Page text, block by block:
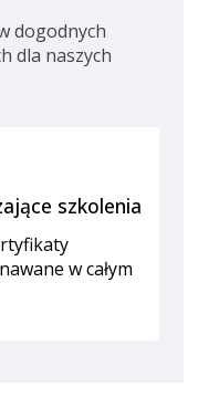
dogodnych
dla naszych
szkolenia
w całym